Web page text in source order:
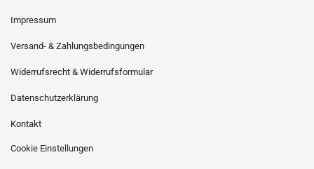
Impressum
Versand- & Zahlungsbedingungen
Widerrufsrecht & Widerrufsformular
Datenschutzerklärung
Kontakt
Cookie Einstellungen